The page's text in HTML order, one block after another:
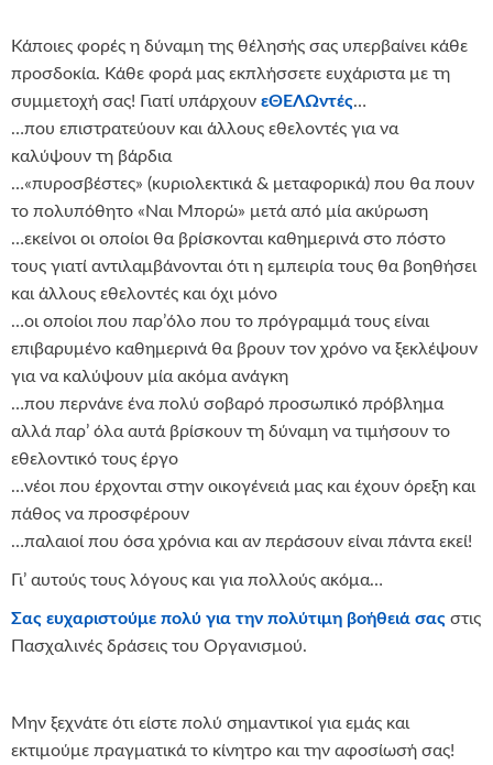
Κάποιες φορές η δύναμη της θέλησής σας υπερβαίνει κάθε
προσδοκία. Κάθε φορά μας εκπλήσσετε ευχάριστα με τη
συμμετοχή σας! Γιατί υπάρχουν εΘΕΛΩντές…
…που επιστρατεύουν και άλλους εθελοντές για να
καλύψουν τη βάρδια
…«πυροσβέστες» (κυριολεκτικά & μεταφορικά) που θα πουν
το πολυπόθητο «Ναι Μπορώ» μετά από μία ακύρωση
…εκείνοι οι οποίοι θα βρίσκονται καθημερινά στο πόστο
τους γιατί αντιλαμβάνονται ότι η εμπειρία τους θα βοηθήσει
και άλλους εθελοντές και όχι μόνο
…οι οποίοι που παρ’όλο που το πρόγραμμά τους είναι
επιβαρυμένο καθημερινά θα βρουν τον χρόνο να ξεκλέψουν
για να καλύψουν μία ακόμα ανάγκη
…που περνάνε ένα πολύ σοβαρό προσωπικό πρόβλημα
αλλά παρ’ όλα αυτά βρίσκουν τη δύναμη να τιμήσουν το
εθελοντικό τους έργο
…νέοι που έρχονται στην οικογένειά μας και έχουν όρεξη και
πάθος να προσφέρουν
…παλαιοί που όσα χρόνια και αν περάσουν είναι πάντα εκεί!
Γι’ αυτούς τους λόγους και για πολλούς ακόμα…
Σας ευχαριστούμε πολύ για την πολύτιμη βοήθειά σας στις
Πασχαλινές δράσεις του Οργανισμού.
Μην ξεχνάτε ότι είστε πολύ σημαντικοί για εμάς και
εκτιμούμε πραγματικά το κίνητρο και την αφοσίωσή σας!